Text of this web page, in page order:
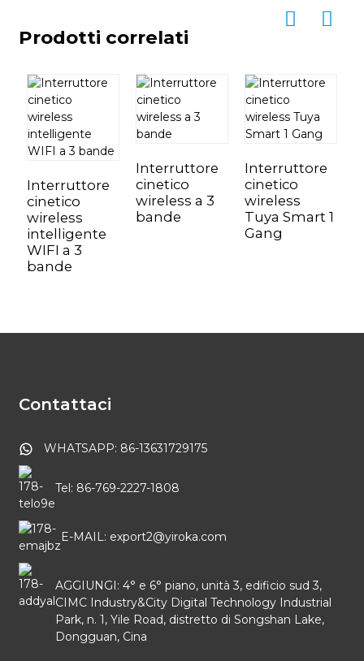
Prodotti correlati
Interruttore
cinetico
wireless
intelligente
WIFI a 3
bande
Interruttore
cinetico
wireless a 3
bande
Interruttore
cinetico
wireless
Tuya Smart 1
Gang
Contattaci
WHATSAPP: 86-13631729175
Tel: 86-769-2227-1808
E-MAIL: export2@yiroka.com
AGGIUNGI: 4° e 6° piano, unità 3, edificio sud 3,
CIMC Industry&City Digital Technology Industrial
Park, n. 1, Yile Road, distretto di Songshan Lake,
Dongguan, Cina